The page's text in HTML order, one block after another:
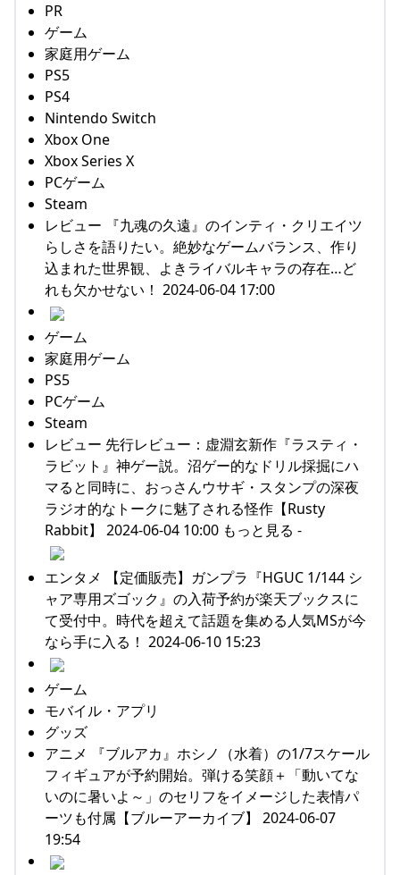
PR
ゲーム
家庭用ゲーム
PS5
PS4
Nintendo Switch
Xbox One
Xbox Series X
PCゲーム
Steam
レビュー 『九魂の久遠』のインティ・クリエイツ
らしさを語りたい。絶妙なゲームバランス、作り
込まれた世界観、よきライバルキャラの存在…ど
れも欠かせない！ 2024-06-04 17:00
ゲーム
家庭用ゲーム
PS5
PCゲーム
Steam
レビュー 先行レビュー：虚淵玄新作『ラスティ・
ラビット』神ゲー説。沼ゲー的なドリル採掘にハ
マると同時に、おっさんウサギ・スタンプの深夜
ラジオ的なトークに魅了される怪作【Rusty
Rabbit】 2024-06-04 10:00 もっと見る -
エンタメ 【定価販売】ガンプラ『HGUC 1/144 シ
ャア専用ズゴック』の入荷予約が楽天ブックスに
て受付中。時代を超えて話題を集める人気MSが今
なら手に入る！ 2024-06-10 15:23
ゲーム
モバイル・アプリ
グッズ
アニメ 『ブルアカ』ホシノ（水着）の1/7スケール
フィギュアが予約開始。弾ける笑顔＋「動いてな
いのに暑いよ～」のセリフをイメージした表情パ
ーツも付属【ブルーアーカイブ】 2024-06-07
19:54